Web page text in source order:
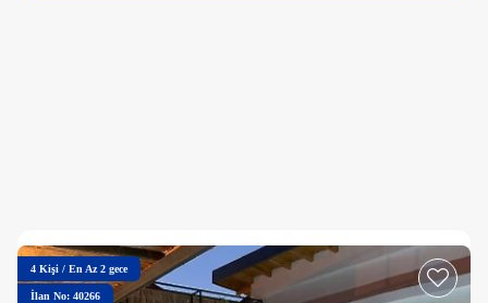
4 Kişi / En Az 2 gece
İlan No: 40266